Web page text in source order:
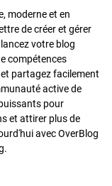
moderne et en
de créer et gérer
votre blog
compétences
partagez facilement
active de
pour
et attirer plus de
avec OverBlog